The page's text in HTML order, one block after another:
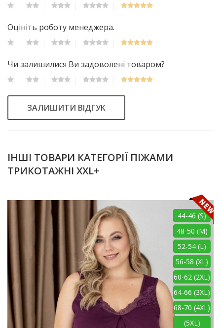
Оцініть роботу менеджера.
Чи залишилися Ви задоволені товаром?
ЗАЛИШИТИ ВІДГУК
ІНШІ ТОВАРИ КАТЕГОРІЇ ПІЖАМИ
ТРИКОТАЖНІ XXL+
44-46 (S)
48-50 (M)
52-54 (L)
56-58 (XL)
60-62 (2XL)
64-66 (3XL)
68-70 (4XL)
(5XL)